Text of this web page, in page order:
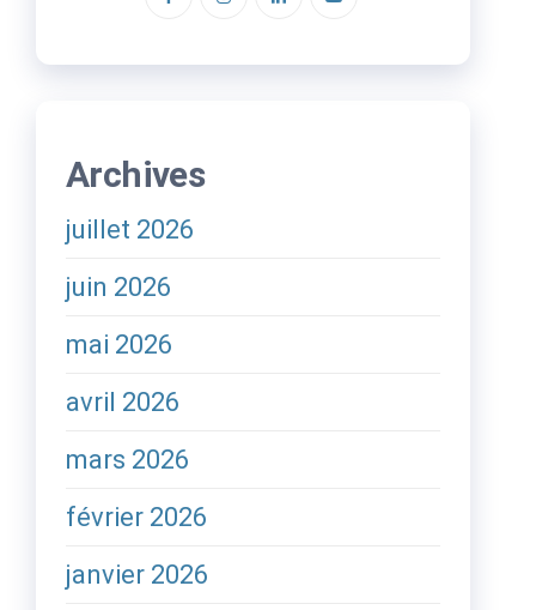
Archives
juillet 2026
juin 2026
mai 2026
avril 2026
mars 2026
février 2026
janvier 2026